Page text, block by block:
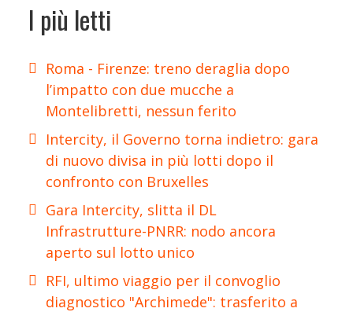
I più letti
Roma - Firenze: treno deraglia dopo
l’impatto con due mucche a
Montelibretti, nessun ferito
Intercity, il Governo torna indietro: gara
di nuovo divisa in più lotti dopo il
confronto con Bruxelles
Gara Intercity, slitta il DL
Infrastrutture-PNRR: nodo ancora
aperto sul lotto unico
RFI, ultimo viaggio per il convoglio
diagnostico "Archimede": trasferito a